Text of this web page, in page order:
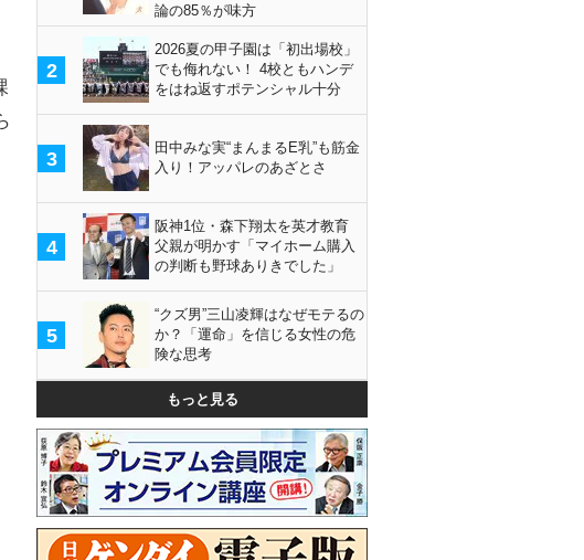
論の85％が味方
2
2026夏の甲子園は「初出場校」
でも侮れない！ 4校ともハンデ
をはね返すポテンシャル十分
3
田中みな実“まんまるE乳”も筋金
入り！アッパレのあざとさ
4
阪神1位・森下翔太を英才教育
父親が明かす「マイホーム購入
の判断も野球ありきでした」
5
“クズ男”三山凌輝はなぜモテるの
か？「運命」を信じる女性の危
険な思考
もっと見る